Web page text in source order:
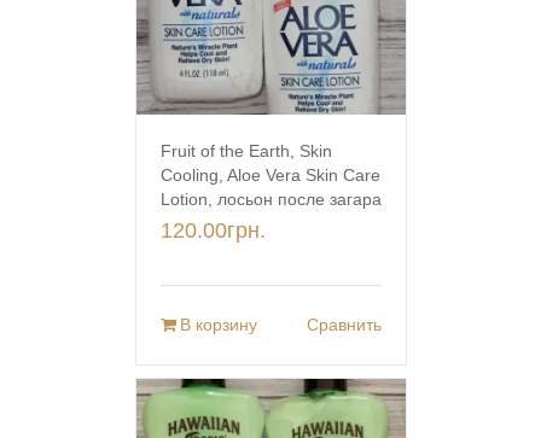
Fruit of the Earth, Skin
Cooling, Aloe Vera Skin Care
Lotion, лосьон после загара
120.00грн.
В корзину Сравнить